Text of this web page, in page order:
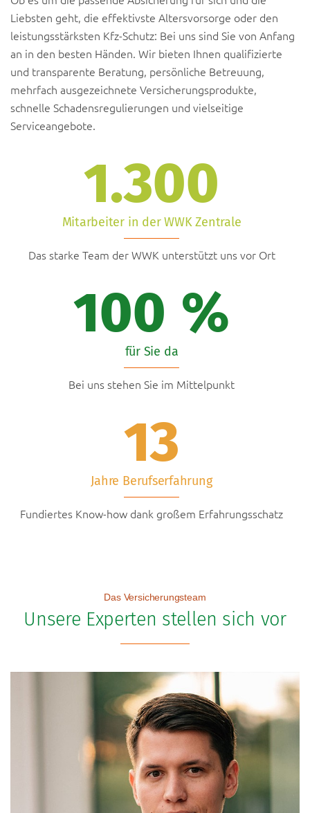
Liebsten geht, die effektivste Altersvorsorge oder den
leistungsstärksten Kfz-Schutz: Bei uns sind Sie von Anfang
an in den besten Händen. Wir bieten Ihnen qualifizierte
und transparente Beratung, persönliche Betreuung,
mehrfach ausgezeichnete Versicherungsprodukte,
schnelle Schadensregulierungen und vielseitige
Serviceangebote.
1.300
Mitarbeiter in der WWK Zentrale
Das starke Team der WWK unterstützt uns vor Ort
100 %
für Sie da
Bei uns stehen Sie im Mittelpunkt
13
Jahre Berufserfahrung
Fundiertes Know-how dank großem Erfahrungsschatz
Unsere Experten stellen sich vor
Das Versicherungsteam